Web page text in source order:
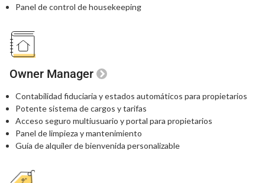
Panel de control de housekeeping
Owner Manager
Contabilidad fiduciaria y estados automáticos para propietarios
Potente sistema de cargos y tarifas
Acceso seguro multiusuario y portal para propietarios
Panel de limpieza y mantenimiento
Guía de alquiler de bienvenida personalizable